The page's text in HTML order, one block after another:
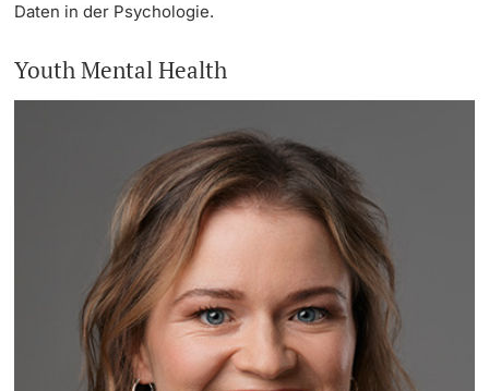
Daten in der Psychologie.
Youth Mental Health